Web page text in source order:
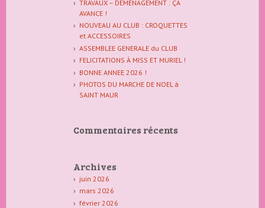
TRAVAUX – DÉMÉNAGEMENT : ÇA
AVANCE !
NOUVEAU AU CLUB : CROQUETTES
et ACCESSOIRES
ASSEMBLEE GENERALE du CLUB
FELICITATIONS À MISS ET MURIEL !
BONNE ANNEE 2026 !
PHOTOS DU MARCHE DE NOEL à
SAINT MAUR
Commentaires récents
Archives
juin 2026
mars 2026
février 2026